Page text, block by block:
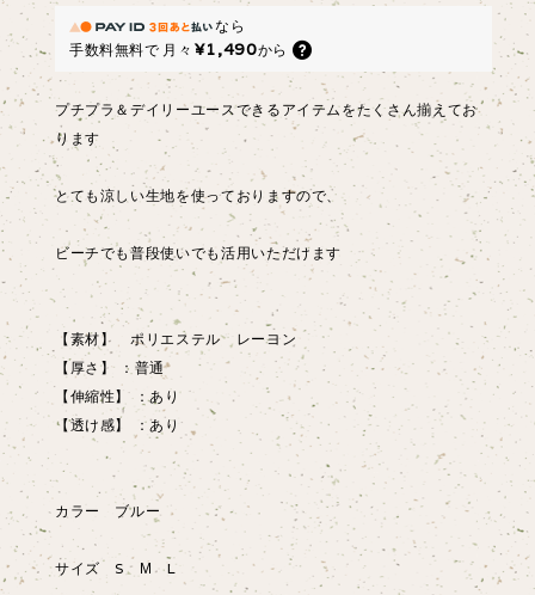
なら
手数料無料で 月々 ¥1,490から
プチプラ＆デイリーユースできるアイテムをたくさん揃えてお
ります
とても涼しい生地を使っておりますので、
ビーチでも普段使いでも活用いただけます
【素材】 ポリエステル レーヨン
【厚さ】 ：普通
【伸縮性】 ：あり
【透け感】 ：あり
カラー ブルー
サイズ S М L